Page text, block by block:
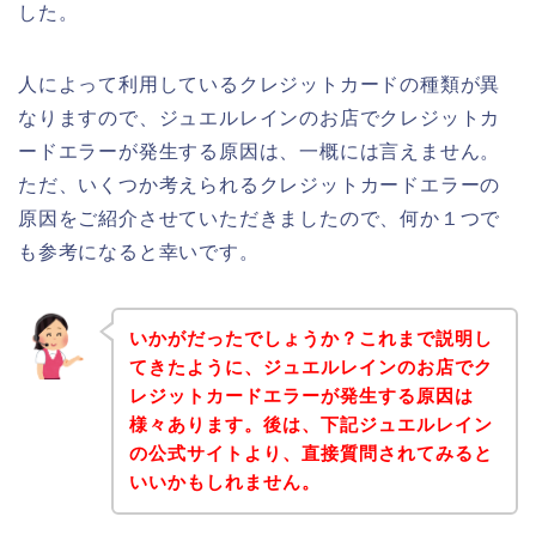
した。
人によって利用しているクレジットカードの種類が異
なりますので、ジュエルレインのお店でクレジットカ
ードエラーが発生する原因は、一概には言えません。
ただ、いくつか考えられるクレジットカードエラーの
原因をご紹介させていただきましたので、何か１つで
も参考になると幸いです。
いかがだったでしょうか？これまで説明し
てきたように、ジュエルレインのお店でク
レジットカードエラーが発生する原因は
様々あります。後は、下記ジュエルレイン
の公式サイトより、直接質問されてみると
いいかもしれません。